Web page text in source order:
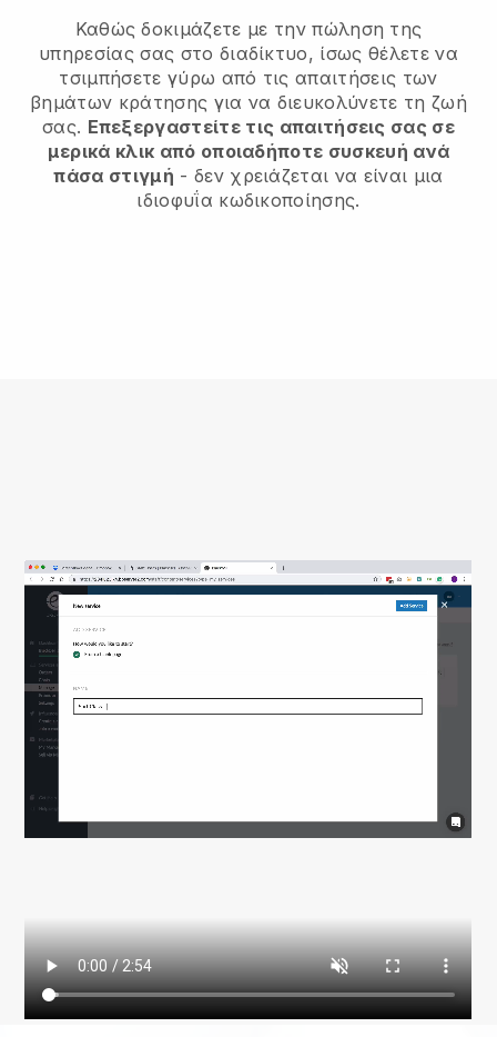
Καθώς δοκιμάζετε με την πώληση της
υπηρεσίας σας στο διαδίκτυο, ίσως θέλετε να
τσιμπήσετε γύρω από τις απαιτήσεις των
βημάτων κράτησης για να διευκολύνετε τη ζωή
σας. Επεξεργαστείτε τις απαιτήσεις σας σε
μερικά κλικ από οποιαδήποτε συσκευή ανά
πάσα στιγμή - δεν χρειάζεται να είναι μια
ιδιοφυΐα κωδικοποίησης.